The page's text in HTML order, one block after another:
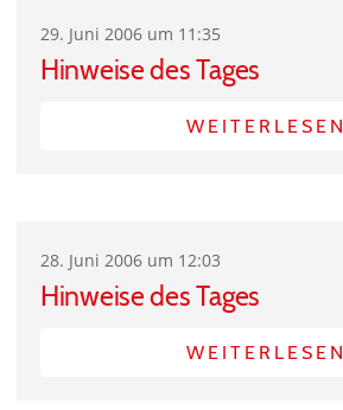
29. Juni 2006 um 11:35
Hinweise des Tages
WEITERLESEN
28. Juni 2006 um 12:03
Hinweise des Tages
WEITERLESEN